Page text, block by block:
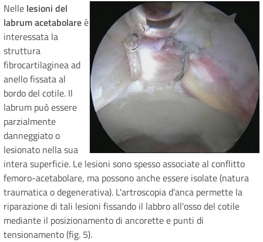
Nelle lesioni del
labrum acetabolareè
interessata la
struttura
fibrocartilaginea ad
anello fissata al
bordo del cotile. Il
labrum può essere
parzialmente
danneggiato o
lesionato nella sua
intera superficie. Le lesioni sono spesso associate al conflitto
femoro-acetabolare, ma possono anche essere isolate (natura
traumatica o degenerativa). L'artroscopia d'anca permette la
riparazione di tali lesioni fissando il labbro all'osso del cotile
mediante il posizionamento di ancorette e punti di
tensionamento (fig. 5).